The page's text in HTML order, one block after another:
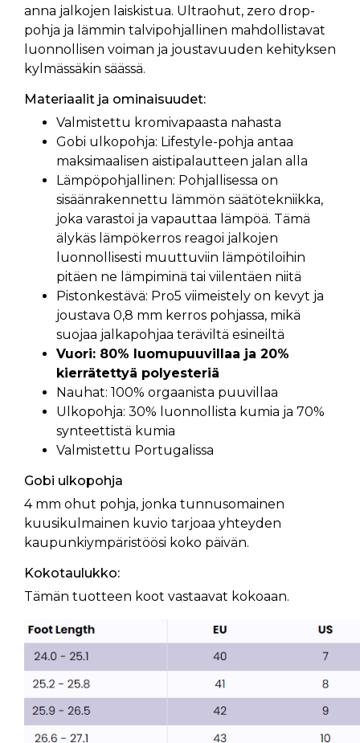
anna jalkojen laiskistua. Ultraohut, zero drop-
pohja ja lämmin talvipohjallinen mahdollistavat
luonnollisen voiman ja joustavuuden kehityksen
kylmässäkin säässä.
Materiaalit ja ominaisuudet:
Valmistettu kromivapaasta nahasta
Gobi ulkopohja: Lifestyle-pohja antaa
maksimaalisen aistipalautteen jalan alla
Lämpöpohjallinen: Pohjallisessa on
sisäänrakennettu lämmön säätötekniikka,
joka varastoi ja vapauttaa lämpöä. Tämä
älykäs lämpökerros reagoi jalkojen
luonnollisesti muuttuviin lämpötiloihin
pitäen ne lämpiminä tai viilentäen niitä
Pistonkestävä: Pro5 viimeistely on kevyt ja
joustava 0,8 mm kerros pohjassa, mikä
suojaa jalkapohjaa teräviltä esineiltä
Vuori: 80% luomupuuvillaa ja 20%
kierrätettyä polyesteriä
Nauhat: 100% orgaanista puuvillaa
Ulkopohja: 30% luonnollista kumia ja 70%
synteettistä kumia
Valmistettu Portugalissa
Gobi ulkopohja
4 mm ohut pohja, jonka tunnusomainen
kuusikulmainen kuvio tarjoaa yhteyden
kaupunkiympäristöösi koko päivän.
Kokotaulukko:
Tämän tuotteen koot vastaavat kokoaan.